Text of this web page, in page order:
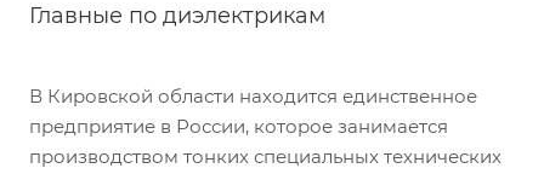
Главные по диэлектрикам
В Кировской области находится единственное
предприятие в России, которое занимается
производством тонких специальных технических